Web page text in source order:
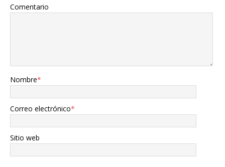
Comentario
Nombre*
Correo electrónico*
Sitio web